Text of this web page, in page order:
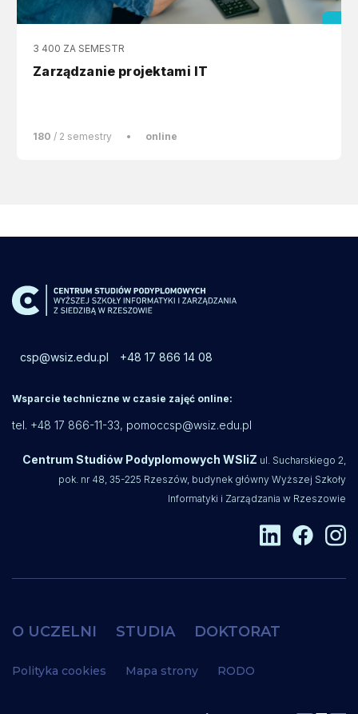
3 400 ZA SEMESTR
Zarządzanie projektami IT
180 / 2 semestry • online
csp@wsiz.edu.pl +48 17 866 14 08
Wsparcie techniczne w czasie zajęć online:
tel. +48 17 866-11-33, pomoccsp@wsiz.edu.pl
Centrum Studiów Podyplomowych WSIiZ ul. Sucharskiego 2,
pok. nr 48, 35-225 Rzeszów, budynek główny Wyższej Szkoły
Informatyki i Zarządzania w Rzeszowie
O UCZELNI STUDIA DOKTORAT
Polityka cookies Mapa strony RODO